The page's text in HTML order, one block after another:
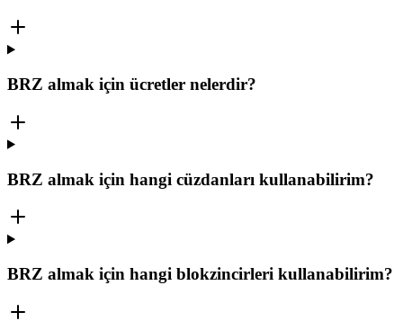
BRZ almak için ücretler nelerdir?
BRZ almak için hangi cüzdanları kullanabilirim?
BRZ almak için hangi blokzincirleri kullanabilirim?